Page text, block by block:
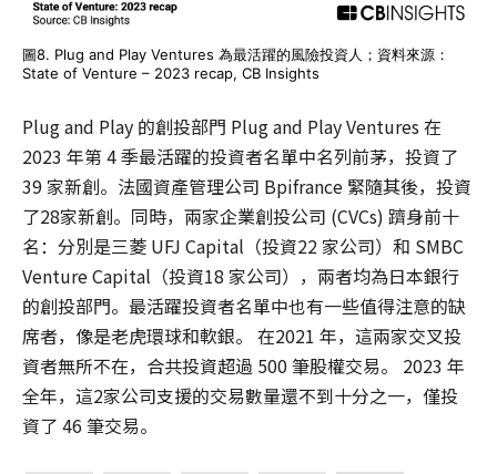
圖8. Plug and Play Ventures 為最活躍的風險投資人；資料來源：
State of Venture – 2023 recap, CB Insights
Plug and Play 的創投部門 Plug and Play Ventures 在
2023 年第 4 季最活躍的投資者名單中名列前茅，投資了
39 家新創。法國資產管理公司 Bpifrance 緊隨其後，投資
了28家新創。同時，兩家企業創投公司 (CVCs) 躋身前十
名：分別是三菱 UFJ Capital（投資22 家公司）和 SMBC
Venture Capital（投資18 家公司），兩者均為日本銀行
的創投部門。最活躍投資者名單中也有一些值得注意的缺
席者，像是老虎環球和軟銀。 在2021 年，這兩家交叉投
資者無所不在，合共投資超過 500 筆股權交易。 2023 年
全年，這2家公司支援的交易數量還不到十分之一，僅投
資了 46 筆交易。